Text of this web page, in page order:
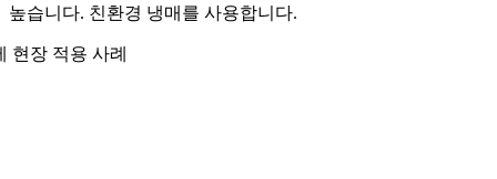
높습니다. 친환경 냉매를 사용합니다.
현장 적용 사례